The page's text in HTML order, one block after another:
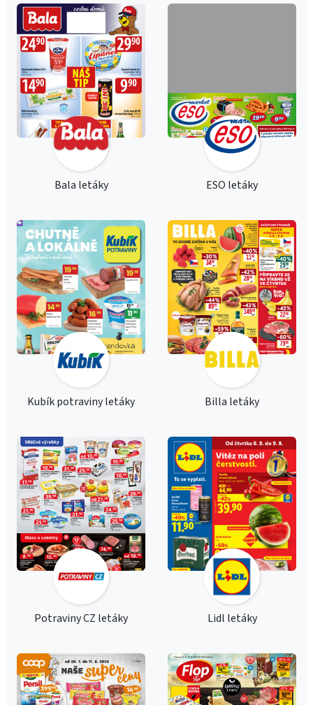
Bala letáky ESO letáky
Kubík potraviny letáky Billa letáky
Potraviny CZ letáky Lidl letáky